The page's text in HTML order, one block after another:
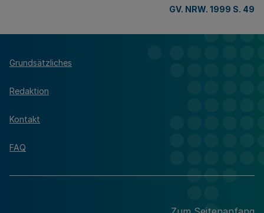
GV. NRW. 1999 S. 49
Grundsätzliches
Redaktion
Kontakt
FAQ